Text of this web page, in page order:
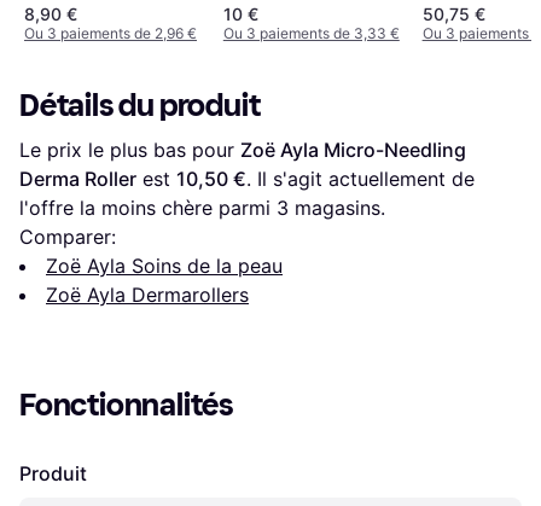
8,90 €
Ou 3 paiements de 2,96 €
10 €
Ou 3 paiements de 3,33 €
50,75 €
Ou 3 paiements
Détails du produit
Le prix le plus bas pour Zoë Ayla Micro-Needling
Derma Roller est 10,50 €. Il s'agit actuellement de
l'offre la moins chère parmi 3 magasins.
Comparer:
Zoë Ayla Soins de la peau
Zoë Ayla Dermarollers
Fonctionnalités
Produit